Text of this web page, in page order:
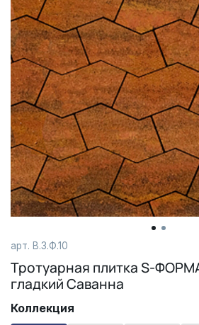
арт. В.3.Ф.10
Тротуарная плитка S-
гладкий Саванна
Коллекция